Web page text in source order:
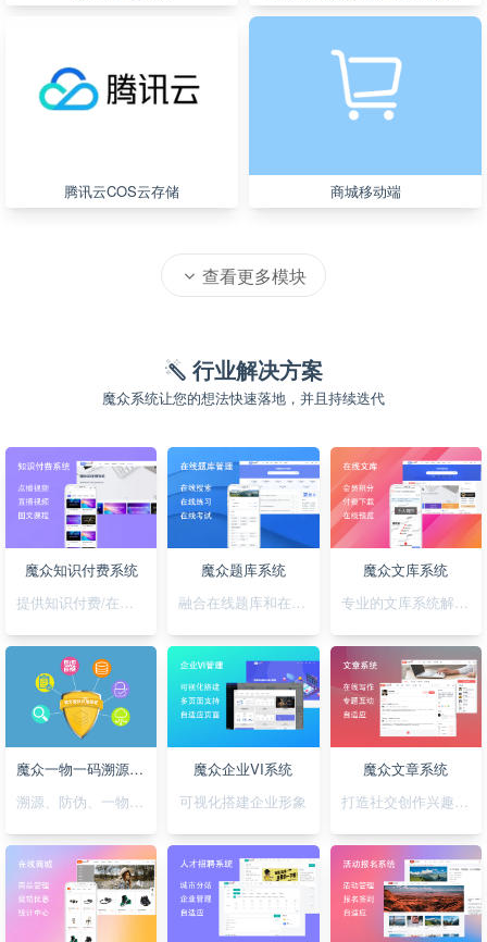
腾讯云COS云存储 商城移动端
查看更多模块
行业解决方案
魔众系统让您的想法快速落地，并且持续迭代
魔众知识付费系统
魔众题库系统
魔众文库系统
魔众一物一码溯源防伪系统
魔众企业VI系统
可视化搭建企业形象
魔众文章系统